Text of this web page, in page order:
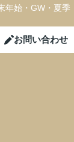
年始・GW・夏季
お問い合わせ